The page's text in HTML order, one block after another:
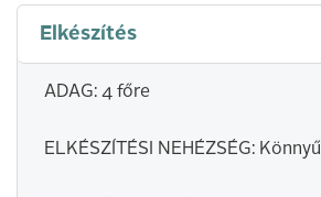
Elkészítés
ADAG: 4 főre
ELKÉSZÍTÉSI NEHÉZSÉG: Könnyű